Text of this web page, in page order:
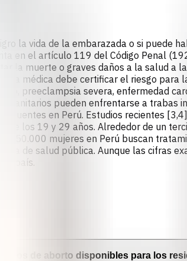
la vida de la embarazada o si puede
en el artículo 119 del Código Penal
la muerte o graves daños a la salud a
médica debe certificar el riesgo para
preeclampsia severa, enfermedad
sanitarios pueden enfrentarse a trabas
en Perú. Estudios recientes
los 19 y 29 años. Alrededor de un
50.000 mujeres en Perú buscan
de salud pública. Aunque las cifras
el país.
¿Puedo